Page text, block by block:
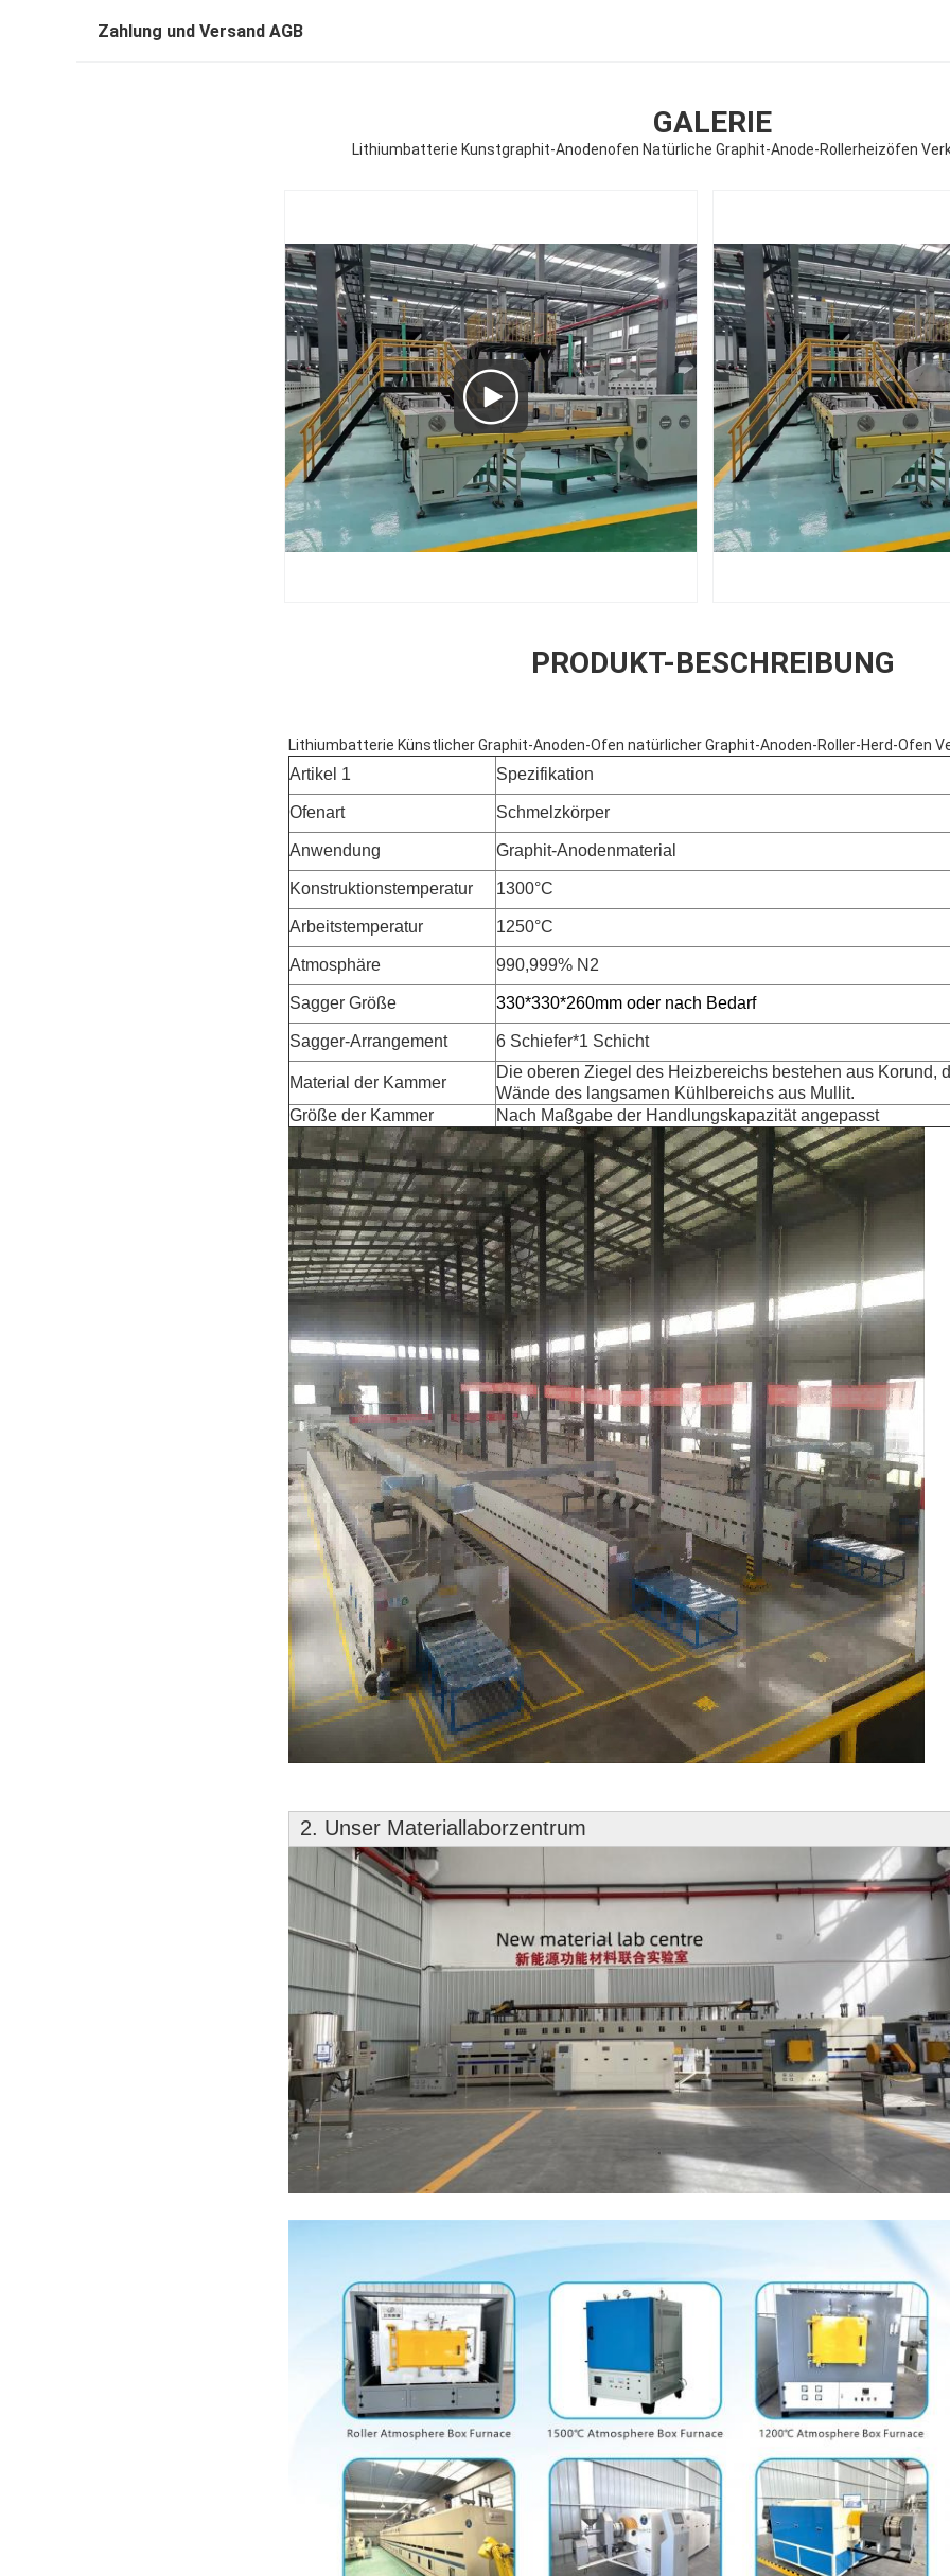
Zahlung und Versand AGB
GALERIE
Lithiumbatterie Kunstgraphit-Anodenofen Natürliche Graphit-Anode-Rollerheizöfen
PRODUKT-BESCHREIBUNG
Lithiumbatterie Künstlicher Graphit-Anoden-Ofen natürlicher Graphit-Anoden-Roller-Herd-Ofen
Artikel 1 Spezifikation
Ofenart Schmelzkörper
Anwendung Graphit-Anodenmaterial
Konstruktionstemperatur 1300°C
Arbeitstemperatur 1250°C
Atmosphäre 990,999% N2
Sagger Größe 330*330*260mm oder nach Bedarf
Sagger-Arrangement 6 Schiefer*1 Schicht
Material der Kammer
Die oberen Ziegel des Heizbereichs bestehen aus Korund,
Wände des langsamen Kühlbereichs aus Mullit.
Größe der Kammer
Nach Maßgabe der Handlungskapazität angepasst
2. Unser Materiallaborzentrum